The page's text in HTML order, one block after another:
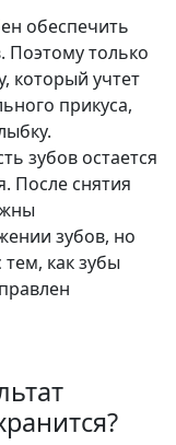
обеспечить
Поэтому только
который учтет
прикуса,
зубов остается
После снятия
зубов, но
как зубы